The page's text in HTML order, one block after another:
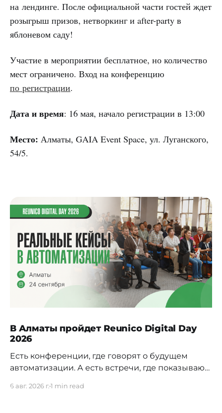
на лендинге. После официальной части гостей ждет
розыгрыш призов, нетворкинг и after-party в
яблоневом саду!
Участие в мероприятии бесплатное, но количество
мест ограничено. Вход на конференцию
по регистрации.
Дата и время: 16 мая, начало регистрации в 13:00
Место: Алматы, GAIA Event Space, ул. Луганского,
54/5.
В Алматы пройдет Reunico Digital Day
2026
Есть конференции, где говорят о будущем
автоматизации. А есть встречи, где показывают,
6 авг. 2026 г.1 min read